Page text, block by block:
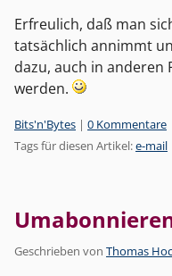
Erfreulich, daß man
tatsächlich annimmt
dazu, auch in anderen
werden.
Kategorien:
Bits'n'Bytes | 0 Kommentare
Tags für diesen Artikel:e-mail
Geschrieben von Thomas